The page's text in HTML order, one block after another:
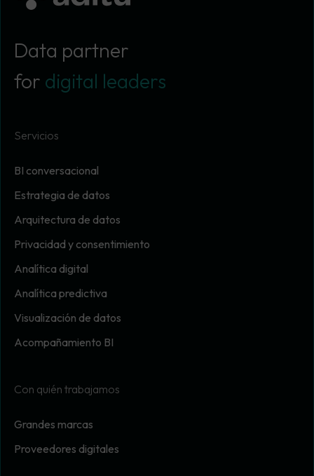
Data partner
for digital leaders
Servicios
BI conversacional
Estrategia de datos
Arquitectura de datos
Privacidad y consentimiento
Analítica digital
Analítica predictiva
Visualización de datos
Acompañamiento BI
Con quién trabajamos
Grandes marcas
Proveedores digitales